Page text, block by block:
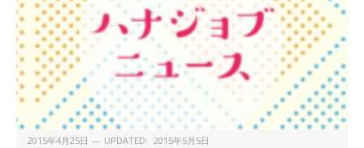
2015年4月25日 UPDATED: 2015年5月5日